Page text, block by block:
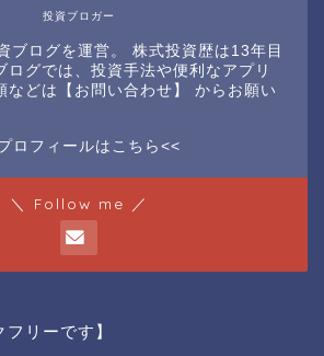
投資ブロガー
ブログを運営。 株式投資歴は13年目
ログでは、投資手法や便利なアプリ
などは
【お問い合わせ】
からお願い
ロフィールはこちら<<
＼ Follow me ／
フリーです】